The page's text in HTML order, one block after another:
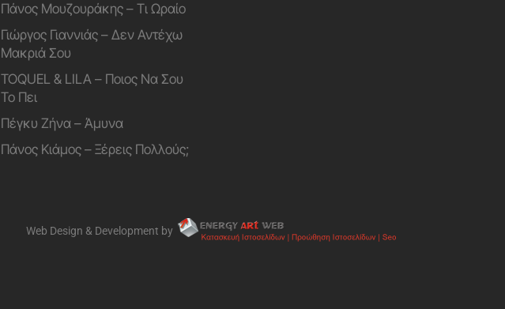
Πάνος Μουζουράκης – Τι Ωραίο
Γιώργος Γιαννιάς – Δεν Αντέχω
Μακριά Σου
TOQUEL & LILA – Ποιος Να Σου
Το Πει
Πέγκυ Ζήνα – Άμυνα
Πάνος Κιάμος – Ξέρεις Πολλούς;
Web Design & Development by